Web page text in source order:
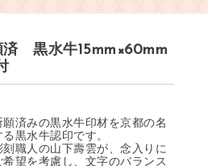
済 黒水牛15mm×60mm
願済みの黒水牛印材を京都の名
黒水牛認印です。
刻職人の山下壽雲が、念入りに
希望を考慮し、文字のバランス